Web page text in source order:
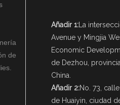
de
Añadir 1: La
Avenue y Mingjia
Economic
de Dezhou,
China.
Añadir 2:No. 73,
de Huaiyin, ciudad